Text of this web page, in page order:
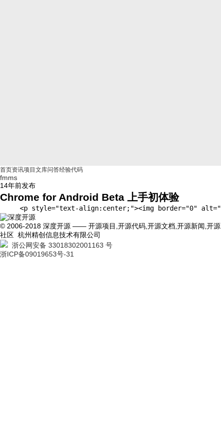
首页资讯项目 文库问答经验代码
fmms
14年前发布
Chrome for Android Beta 上手初体验
<p style="text-align:center;"><img border="0"
© 2006-2018 深度开源 —— 开源项目,开源代码,开源文档,开源新闻,开源
社区 杭州精创信息技术有限公司
浙公网安备 33018302001163 号
浙ICP备09019653号-31